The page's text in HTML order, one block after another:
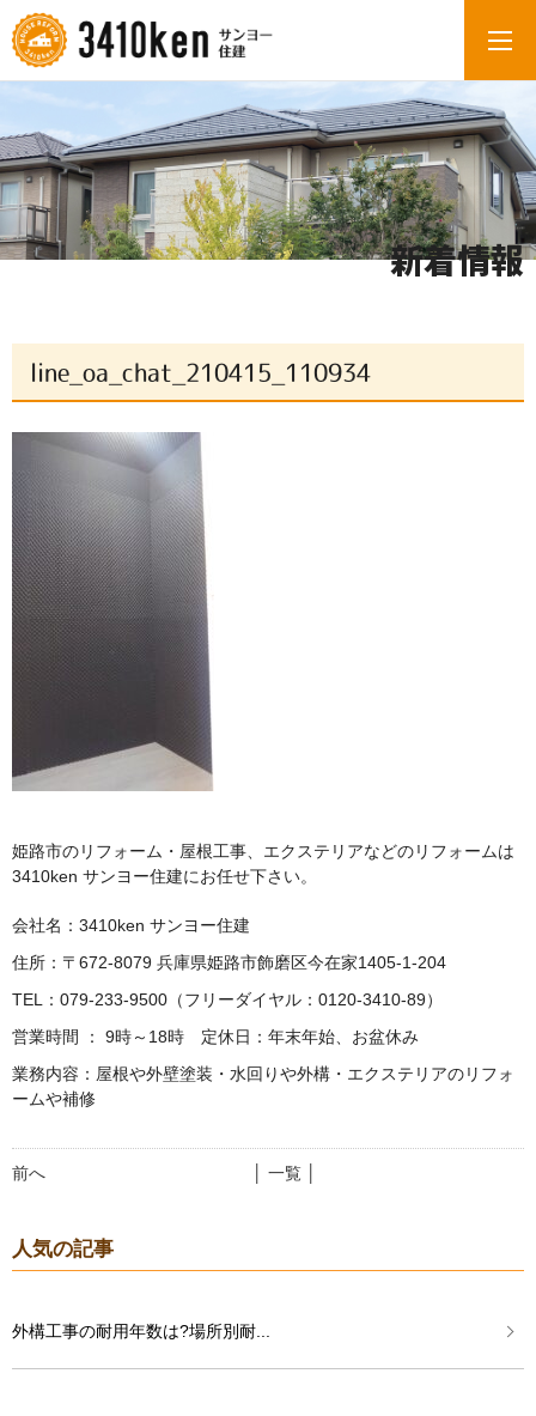
新着情報
line_oa_chat_210415_110934
姫路市のリフォーム・屋根工事、エクステリアなどのリフォームは
3410ken サンヨー住建にお任せ下さい。
会社名：3410ken サンヨー住建
住所：〒672-8079 兵庫県姫路市飾磨区今在家1405-1-204
TEL：079-233-9500（フリーダイヤル：0120-3410-89）
営業時間 ： 9時～18時 定休日：年末年始、お盆休み
業務内容：屋根や外壁塗装・水回りや外構・エクステリアのリフォ
ームや補修
前へ │ 一覧 │
人気の記事
外構工事の耐用年数は?場所別耐...